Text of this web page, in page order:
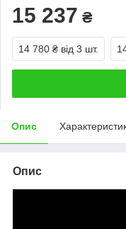
15 237 ₴
14 780 ₴ від 3 шт.
Опис
Опис